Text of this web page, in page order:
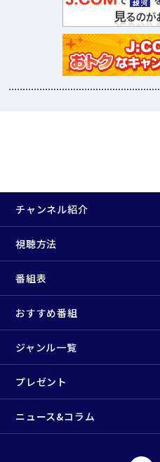
チャンネル紹介
視聴方法
番組表
おすすめ番組
ジャンル一覧
プレゼント
ニュース&コラム